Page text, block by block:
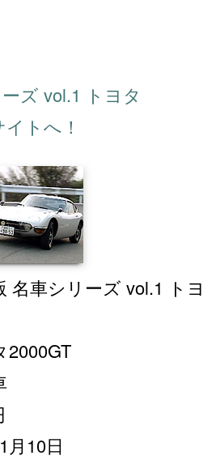
ズ vol.1 トヨタ
トへ！
名車シリーズ vol.1 トヨ
2000GT
月10日